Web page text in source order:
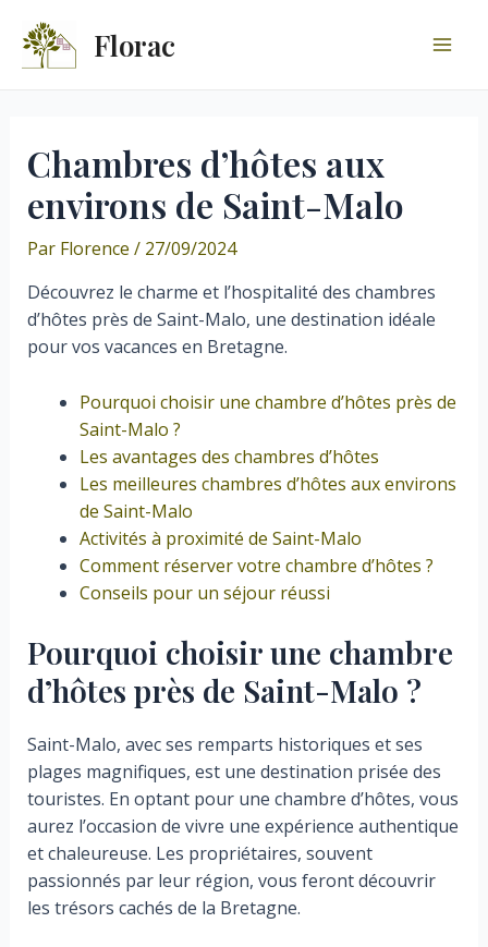
contenu
Florac
Chambres d’hôtes aux
environs de Saint-Malo
Par Florence / 27/09/2024
Découvrez le charme et l’hospitalité des chambres
d’hôtes près de Saint-Malo, une destination idéale
pour vos vacances en Bretagne.
Pourquoi choisir une chambre d’hôtes près de
Saint-Malo ?
Les avantages des chambres d’hôtes
Les meilleures chambres d’hôtes aux environs
de Saint-Malo
Activités à proximité de Saint-Malo
Comment réserver votre chambre d’hôtes ?
Conseils pour un séjour réussi
Pourquoi choisir une chambre
d’hôtes près de Saint-Malo ?
Saint-Malo, avec ses remparts historiques et ses
plages magnifiques, est une destination prisée des
touristes. En optant pour une chambre d’hôtes, vous
aurez l’occasion de vivre une expérience authentique
et chaleureuse. Les propriétaires, souvent
passionnés par leur région, vous feront découvrir
les trésors cachés de la Bretagne.